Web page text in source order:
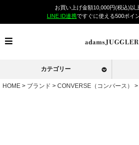
お買い上げ金額10,000円(税込)以
LINE ID連携ですぐに使える500ポイ
カテゴリー
HOME ブランド CONVERSE（コンバース）